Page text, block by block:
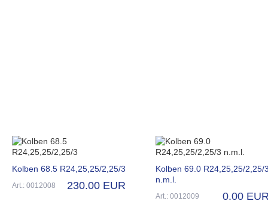
Kolben 68.5 R24,25,25/2,25/3
Art.: 0012008 230.00 EUR
Kolben 69.0 R24,25,25/2,25/
n.m.l.
Art.: 0012009 0.00